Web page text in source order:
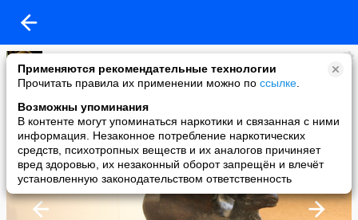
Применяются рекомендательные технологии
Прочитать правила их применении можно по ссылке
Возможны упоминания
В контенте могут упоминаться наркотики и связанная с ними
информация. Незаконное потребление наркотических
средств, психотропных веществ и их аналогов причиняет
вред здоровью, их незаконный оборот запрещён и влечёт
установленную законодательством ответственность
Елена Юрова
added a photo
04 Aug в 01:57